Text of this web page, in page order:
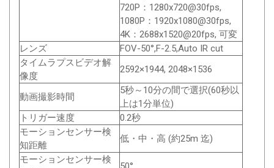
720P：1280x720@30fps,
1080P：1920x1080@30fps,
4K：2688x1520@20fps, 可変
レンズ
FOV-50°,F-2.5,Auto IR cut
タイムラプスビデオ解
像度
2592×1944, 2048×1536
動画撮影時間
5秒～10分の間で選択(60秒以
上は1分単位)
トリガー速度
0.2秒
モーションセンサー検
知距離
低・中・高 (約25m 迄)
モーションセンサー検